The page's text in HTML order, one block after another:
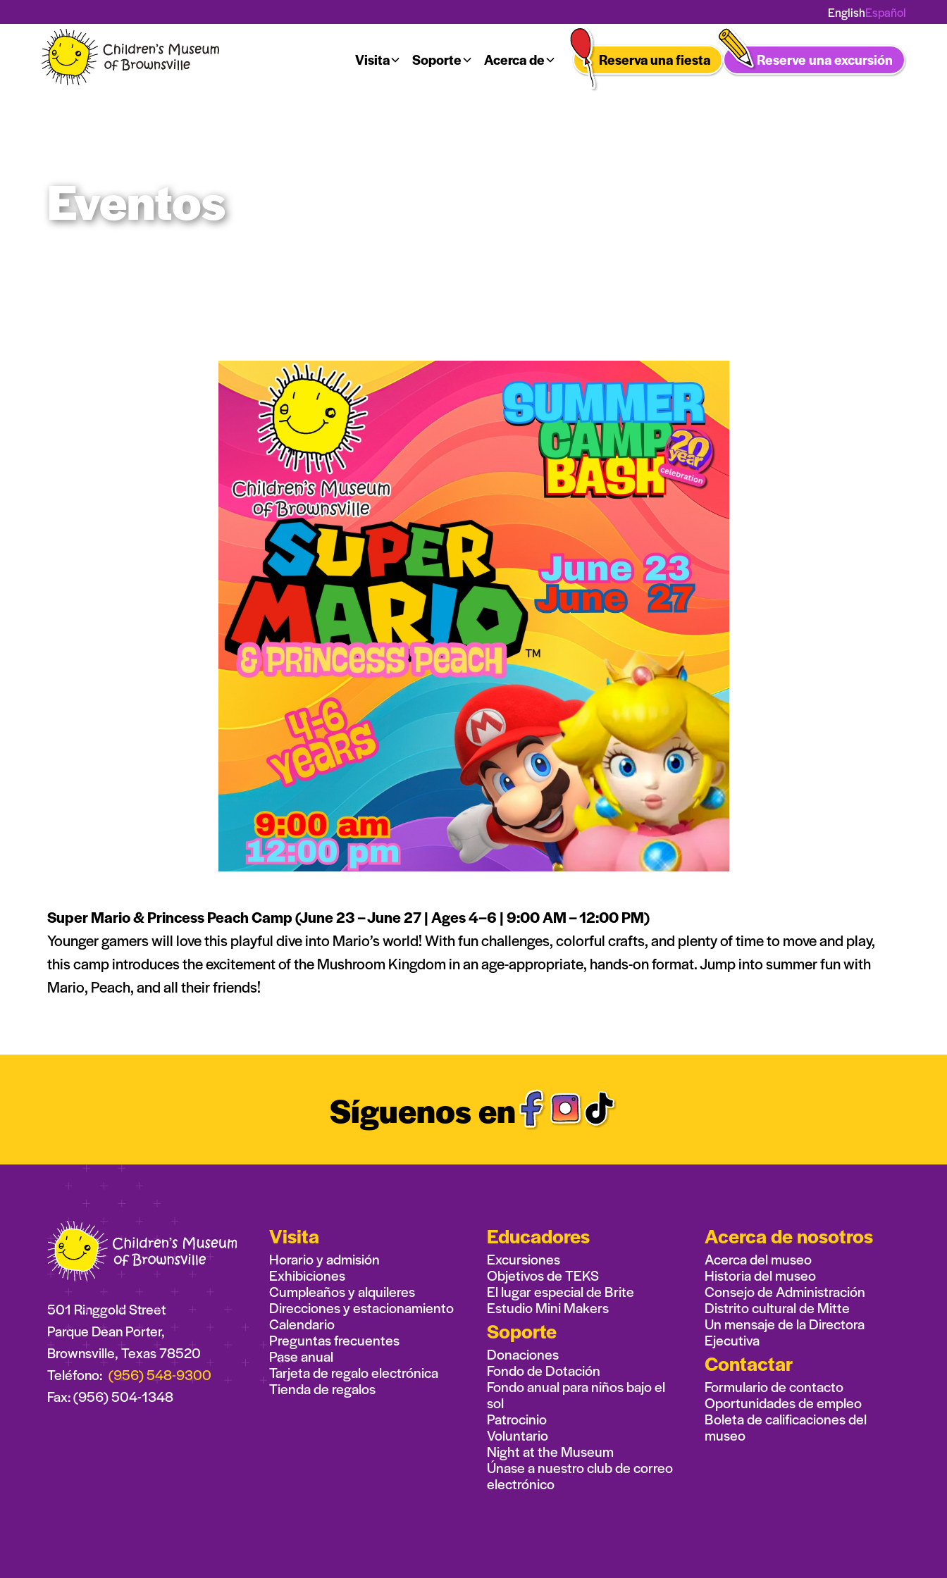
EnglishEspañol
Visita Soporte Acerca de Reserva una fiesta Reserve una excursión
Eventos
Super Mario & Princess Peach Camp (June 23 – June 27 | Ages 4–6 | 9:00 AM – 12:00 PM)
Younger gamers will love this playful dive into Mario’s world! With fun challenges, colorful crafts, and plenty of time to move and play,
this camp introduces the excitement of the Mushroom Kingdom in an age-appropriate, hands-on format. Jump into summer fun with
Mario, Peach, and all their friends!
Síguenos en
501 Ringgold Street
Parque Dean Porter,
Brownsville, Texas 78520
Teléfono:(956) 548-9300
Fax: (956) 504-1348
Visita
Horario y admisión
Exhibiciones
Cumpleaños y alquileres
Direcciones y estacionamiento
Calendario
Preguntas frecuentes
Pase anual
Tarjeta de regalo electrónica
Tienda de regalos
Educadores
Excursiones
Objetivos de TEKS
El lugar especial de Brite
Estudio Mini Makers
Soporte
Donaciones
Fondo de Dotación
Fondo anual para niños bajo el
sol
Patrocinio
Voluntario
Night at the Museum
Únase a nuestro club de correo
electrónico
Acerca de nosotros
Acerca del museo
Historia del museo
Consejo de Administración
Distrito cultural de Mitte
Un mensaje de la Directora
Ejecutiva
Contactar
Formulario de contacto
Oportunidades de empleo
Boleta de calificaciones del
museo